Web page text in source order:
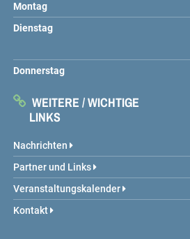
Montag
Dienstag
Donnerstag
WEITERE / WICHTIGE
LINKS
Nachrichten
Partner und Links
Veranstaltungskalender
Kontakt